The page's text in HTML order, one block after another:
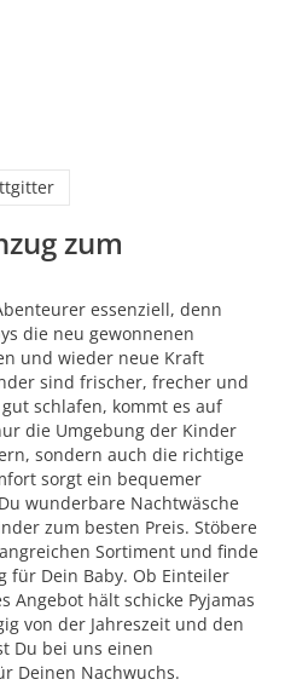
zum
essenziell, denn
die neu gewonnenen
und wieder neue Kraft
sind frischer, frecher und
schlafen, kommt es auf
die Umgebung der Kinder
sondern auch die richtige
sorgt ein bequemer
wunderbare Nachtwäsche
zum besten Preis. Stöbere
Sortiment und finde
für Dein Baby. Ob Einteiler
Angebot hält schicke Pyjamas
von der Jahreszeit und den
Du bei uns einen
Deinen Nachwuchs.